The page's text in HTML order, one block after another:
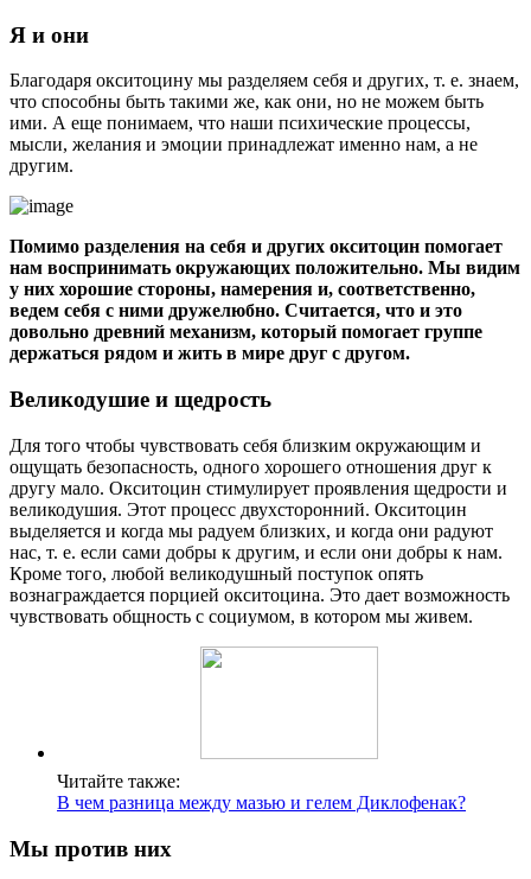
Я и они
Благодаря окситоцину мы разделяем себя и других, т. е. знаем,
что способны быть такими же, как они, но не можем быть
ими. А еще понимаем, что наши психические процессы,
мысли, желания и эмоции принадлежат именно нам, а не
другим.
Помимо разделения на себя и других окситоцин помогает
нам воспринимать окружающих положительно. Мы видим
у них хорошие стороны, намерения и, соответственно,
ведем себя с ними дружелюбно. Считается, что и это
довольно древний механизм, который помогает группе
держаться рядом и жить в мире друг с другом.
Великодушие и щедрость
Для того чтобы чувствовать себя близким окружающим и
ощущать безопасность, одного хорошего отношения друг к
другу мало. Окситоцин стимулирует проявления щедрости и
великодушия. Этот процесс двухсторонний. Окситоцин
выделяется и когда мы радуем близких, и когда они радуют
нас, т. е. если сами добры к другим, и если они добры к нам.
Кроме того, любой великодушный поступок опять
вознаграждается порцией окситоцина. Это дает возможность
чувствовать общность с социумом, в котором мы живем.
Читайте также:
В чем разница между мазью и гелем Диклофенак?
Мы против них